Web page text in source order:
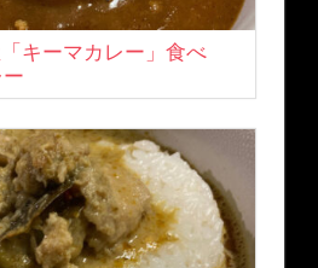
キーマカレー」食べ